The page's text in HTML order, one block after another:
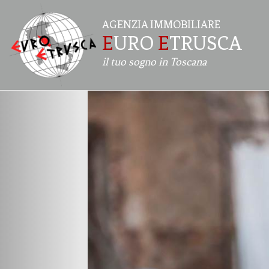
AGENZIA IMMOBILIARE
EURO ETRUSCA
il tuo sogno in Toscana